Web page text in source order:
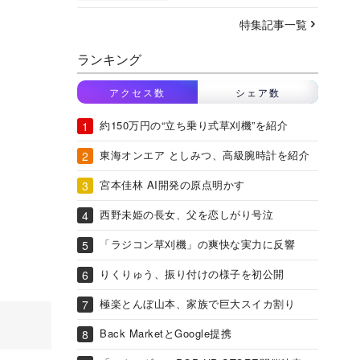
特集記事一覧
ランキング
アクセス数 シェア数
約150万円の“立ち乗り式草刈機”を紹介
東海オンエア としみつ、高級腕時計を紹介
宮本佳林 AI開発の原点明かす
西野未姫の長女、父を恋しがり号泣
「ラジコン草刈機」の爽快な実力に反響
りくりゅう、振り付けの様子を初公開
極楽とんぼ山本、家族で巨大スイカ割り
Back MarketとGoogle提携